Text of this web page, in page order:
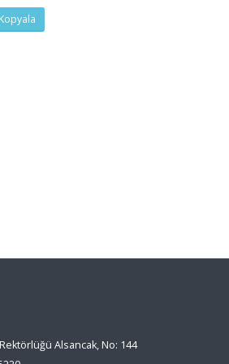
Alsancak, No: 144